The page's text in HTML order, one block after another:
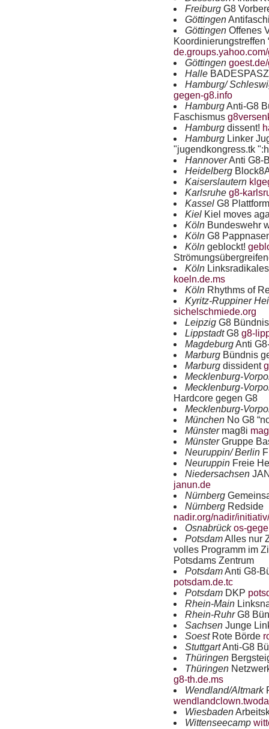
Freiburg G8
Göttingen
Göttingen Offenes
Koordinierungstreffen
Göttingen
Halle BADESPASZ
Hamburg/
gegen-g8.info
HamburgAnti-G8
Faschismus
Hamburg dissent!
Hamburg Linker
"jugendkongress.tk
HannoverAnti G8-
Heidelberg
Kaiserslautern
Karlsruhe g8-
Kassel G8
Kiel Kiel moves
Köln Bundeswehr
Köln G8
Köln geblockt!
Köln
koeln.de.ms
Köln Rhythms of
Kyritz-Ruppiner
sichelschmiede.org
Leipzig G8
LippstadtG8g8-
MagdeburgAnti
Marburg Bündnis
Marburg dissident
Mecklenburg-
Mecklenburg-
Hardcore gegen G8
Mecklenburg-
München No G8
Münstermag8i
MünsterGruppe
Neuruppin/ Berlin
Neuruppin Freie
Niedersachsen
janun.de
Nürnberg
Nürnberg Redside
nadir.org/nadir/
Osnabrück os-
PotsdamAlles nur
volles Programm im
Potsdams Zentrum
PotsdamAnti G8-
potsdam.de.tc
Potsdam DKP
Rhein-Main
Rhein-RuhrG8
Sachsen Junge
SoestRote Börde
StuttgartAnti-G8
Thüringen
Thüringen
g8-th.de.ms
Wendland/Altmark
Wiesbaden
Wittenseecamp